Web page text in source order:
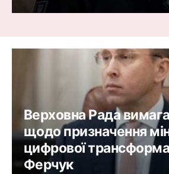
Верховна Рада
щодо призначення
цифрової
Ферчук